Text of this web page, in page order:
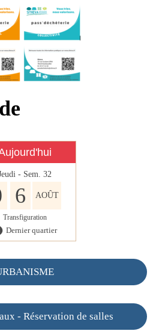
la presse
Infos – Format
- Sem. 32
6 AOÛT
Transfiguration
Dernier quartier
- Réservation de salles